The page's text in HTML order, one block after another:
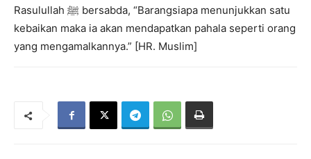
Rasulullah ﷺ bersabda, “Barangsiapa menunjukkan satu
kebaikan maka ia akan mendapatkan pahala seperti orang
yang mengamalkannya.” [HR. Muslim]